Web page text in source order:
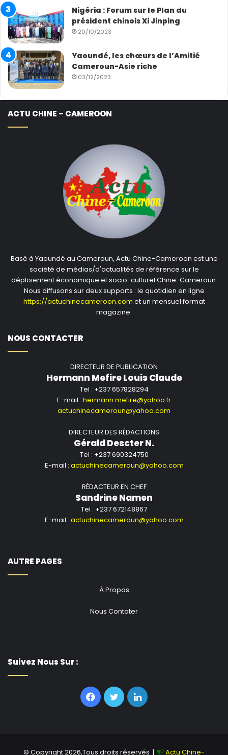
Le secteur minier est un secteur hyper technique et
cette technologie est detenue par les entreprises
privées qui font le maximum pour la proteger pour
contrôler le marché. Pouvons-nous acquerir
rapidement cette technologie? A quel prix? Pour cela le
Cameroun choisit une technique qui est le contenu
local et force les entreprises étrangères de prendre en
leur sein des camerounais qui avec le temps pourraient
capter cette technologie et rendent le pays plus à
même de devenir autonome. Un peu comme
采矿业是一个技术含量很高的行业，这种技术为私营公司所拥
有，他们尽最大努力保护这种技术以控制市场。我们能迅速获
得这种技术吗？以什么代价？喀麦隆选择了一种本地化的技
术，让中企聘用喀麦隆人。这样，随着时间的推移，我们可以
掌握这种技术，使国家更有能力成为自主国家。有点像SNH集
L’acces au marché. 市场准入
Le marché est globalement dominé par les grosses
entreprises privées qui ne font que se mettre en
situation d’oligopoles et bloquent l’acces aux nouveaux
coûts d’acces à ces marches? Par ailleurs vous pensez
que la Chine a accepté de financer le chemin de fer et
le port mineralier pour nous laisser nous même
exploiter le fer au Cameroun? Que Cabral nous le
在全球范围内，矿业市场都由大型私营公司主导，这些公司只
会让自己持续处于垄断地位，并阻止新人进入。我们能否承担
进入这些市场的费用？您认为中国已经同意资助铁路和采矿港
口修建，让我们在喀麦隆直接开采铁矿石吗？ 让Cabral议员给
我们看看这到底可不可能。
La mobilisation des fonds. 资金筹措
IL se focalise plus sur les ventes sans prendre trop en
chiffrent a plusieurs 100taines de milliards. Où lever ces
fonds avec un coût faible et de maturité longue alors
que les investisseurs savent que le Cameroun ne
l’investissement hyper risqué? Le marché local comme
Cabral议员的说辞里更注重销售，而没有过多地考虑成本。但
试想想，要卖出，您必须先勘探，然后再开发。勘探和开采的
费用达到几千亿西非法郎。当投资者知道喀麦隆既不掌握技
Nigéria : Forum sur le Plan du
président chinois Xi Jinping
20/10/2023
Yaoundé, les chœurs de l’Amitié
Cameroun-Asie riche
03/12/2023
ACTU CHINE – CAMEROON
Basé à Yaoundé au Cameroun, Actu Chine-Cameroon est une
société de médias/d'actualités de référence sur le
déploiement économique et socio-culturel Chine-Cameroun.
Nous diffusons sur deux supports : le quotidien en ligne
https://actuchinecameroon.com et un mensuel format
magazine.
NOUS CONTACTER
DIRECTEUR DE PUBLICATION
Hermann Mefire Louis Claude
Tel : +237 657828294
E-mail : hermann.mefire@yahoo.fr
actuchinecameroun@yahoo.com
DIRECTEUR DES RÉDACTIONS
Gérald Descter N.
Tel : +237 690324750
E-mail : actuchinecameroun@yahoo.com
RÉDACTEUR EN CHEF
Sandrine Namen
Tel : +237 672148867
E-mail : actuchinecameroun@yahoo.com
AUTRE PAGES
À Propos
Nous Contater
Suivez Nous Sur :
Facebook
TwitterLinkedin
© Copyright 2026,Tous droits réservés | Actu Chine-